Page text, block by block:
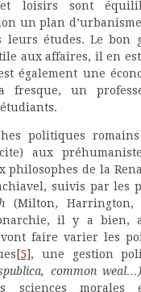
et loisirs sont
un plan
leurs études. Le bon
aux affaires, il en
également une
fresque, un
politiques
aux
philosophes de la
suivis par les
(Milton, Harrington,
il y a bien,
faire varier les
[5], une gestion
common weal…)
sciences